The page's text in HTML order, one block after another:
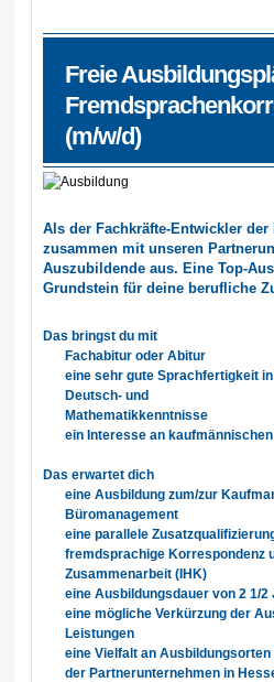
Freie
(m/w/d)
Als der Fachkräfte-Entwickler
zusammen mit unseren
Auszubildende aus. Eine Top-
Grundstein für deine berufliche
Das bringst du mit
Fachabitur oder Abitur
eine sehr gute Sprachfertigkeit
Deutsch- und
Mathematikkenntnisse
ein Interesse an
Das erwartet dich
eine Ausbildung zum/zur
Büromanagement
eine parallele
fremdsprachige Korrespondenz
Zusammenarbeit (IHK)
eine Ausbildungsdauer von 2 1/2
eine mögliche Verkürzung der
Leistungen
eine Vielfalt an
der Partnerunternehmen in